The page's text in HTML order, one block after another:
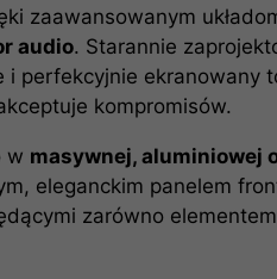
zaawansowanym
audio. Starannie
i perfekcyjnie ekranowany
kompromisów.
w masywnej, aluminiowej
eleganckim panelem
zarówno